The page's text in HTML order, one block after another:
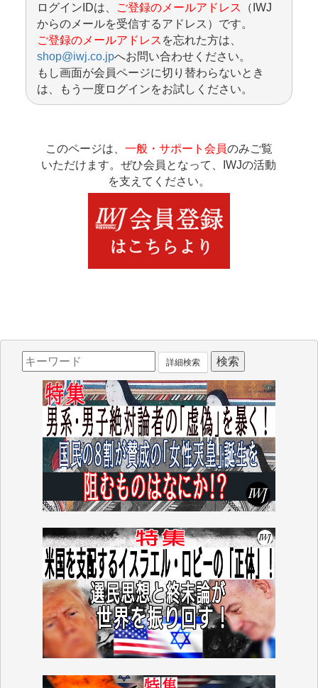
ログインIDは、
ご登録のメールアドレス
（IWJ
からのメールを受信するアドレス）です。
ご登録のメールアドレス を忘れた方は、
shop@iwj.co.jpへお問い合わせください。
もし画面が会員ページに切り替わらないとき
は、もう一度ログインをお試しください。
このページは、 一般・サポート会員のみご覧
いただけます。ぜひ会員となって、IWJの活動
を支えてください。
詳細検索